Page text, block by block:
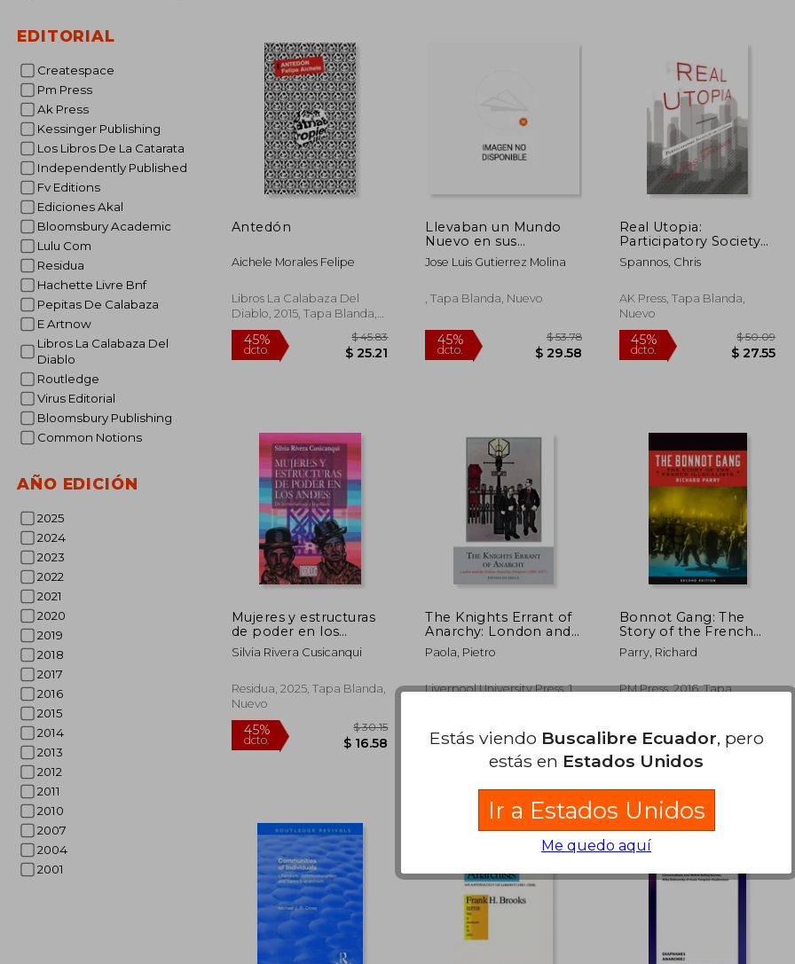
EDITORIAL
Createspace
Pm Press
Ak Press
Kessinger Publishing
Los Libros De La Catarata
Independently Published
Fv Editions
Ediciones Akal
Bloomsbury Academic
Lulu Com
Residua
Hachette Livre Bnf
Pepitas De Calabaza
E Artnow
Libros La Calabaza Del
Diablo
Routledge
Virus Editorial
Bloomsbury Publishing
Common Notions
AÑO EDICIÓN
2025
2024
2023
2022
2021
2020
2019
2018
2017
2016
2015
2014
2013
2012
2011
2010
2007
2004
2001
45%
dcto.
45%
dcto.
Antedón
Aichele Morales Felipe
Libros La Calabaza Del
Diablo, 2015, Tapa Blanda,
Nuevo
45%
dcto.
Llevaban un Mundo
Nuevo en sus
Corazones.
Colectividades
Jose Luis Gutierrez Molina
, Tapa Blanda, Nuevo
45%
dcto.
Real Utopia:
Participatory Society
for the 21st Century
(en Inglés)
Spannos, Chris
AK Press, Tapa Blanda,
Nuevo
45%
dcto.
Mujeres y estructuras
de poder en los
Andes: de la
etnohistoria a la
Silvia Rivera Cusicanqui
Residua, 2025, Tapa Blanda,
Nuevo
45%
dcto.
The Knights Errant of
Anarchy: London and
the Italian Anarchist
Diaspora (1880-1917)
Paola, Pietro
Liverpool University Press, 1
45%
Bonnot Gang: The
Story of the French
Illegalists (en Inglés)
Parry, Richard
PM Press, 2016, Tapa
Estás viendo Buscalibre Ecuador, pero
estás en Estados Unidos
Ir a Estados Unidos
Me quedo aquí